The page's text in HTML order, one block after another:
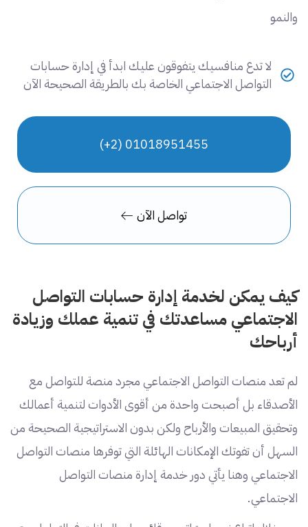
والنمو
لا تدع منافسيك يتفوقون عليك ابدأ في إدارة حسابات
التواصل الاجتماعي الخاصة بك بالطريقة الصحيحة الآن
01018951455 (2+)
تواصل الآن
كيف يمكن لخدمة إدارة حسابات التواصل
الاجتماعي مساعدتك في تنمية عملك وزيادة
أرباحك
لم تعد منصات التواصل الاجتماعي مجرد منصة للتواصل مع
الأصدقاء بل أصبحت واحدة من أقوى الأدوات لتنمية أعمالك
وتحقيق المبيعات والأرباح ولكن بدون الاستراتيجية الصحيحة من
السهل أن تفوتك الإمكانات الهائلة التي توفرها منصات التواصل
الاجتماعي وهنا يأتي دور خدمة إدارة منصات التواصل
الاجتماعي.